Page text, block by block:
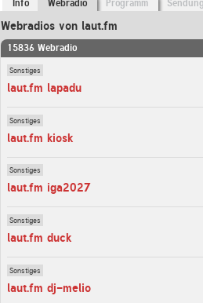
Info Webradio Programm
Webradios von laut.fm
15836 Webradio
Sonstiges
laut.fm lapadu
Sonstiges
laut.fm kiosk
Sonstiges
laut.fm iga2027
Sonstiges
laut.fm duck
Sonstiges
laut.fm dj-melio